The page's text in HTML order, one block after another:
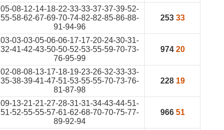
05-08-12-14-18-22-33-33-37-37-39-52-
55-58-62-67-69-70-74-82-82-85-86-88-
91-94-96
253 33
03-03-03-05-06-06-17-17-20-24-30-31-
32-41-42-43-50-50-52-53-55-59-70-73-
76-95-99
974 20
02-08-08-13-17-18-19-23-26-32-33-33-
35-38-39-41-47-51-53-55-55-70-73-76-
81-87-98
228 19
09-13-21-21-27-28-31-31-34-43-44-51-
51-52-55-55-57-61-62-68-70-70-75-77-
89-92-94
966 51